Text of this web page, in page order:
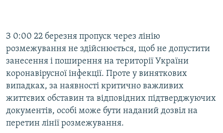
З 0:00 22 березня пропуск через лінію
розмежування не здійснюється, щоб не допустити
занесення і поширення на території України
коронавірусної інфекції. Проте у виняткових
випадках, за наявності критично важливих
життєвих обставин та відповідних підтверджуючих
документів, особі може бути наданий дозвіл на
перетин лінії розмежування.